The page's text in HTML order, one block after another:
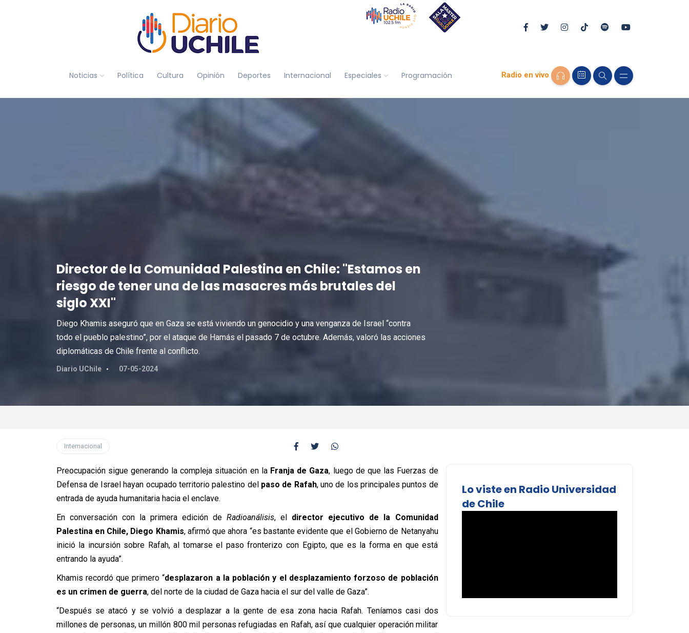
Noticias Política Cultura Opinión Deportes Internacional Especiales Programación Radio en vivo
Director de la Comunidad Palestina en Chile: "Estamos en
riesgo de tener una de las masacres más brutales del
siglo XXI"
Diego Khamis aseguró que en Gaza se está viviendo un genocidio y una venganza de Israel “contra
todo el pueblo palestino”, por el ataque de Hamás el pasado 7 de octubre. Además, valoró las acciones
diplomáticas de Chile frente al conflicto.
Diario UChile 07-05-2024
Internacional
Preocupación sigue generando la compleja situación en la Franja de Gaza, luego de que las Fuerzas de
Defensa de Israel hayan ocupado territorio palestino del paso de Rafah, uno de los principales puntos de
entrada de ayuda humanitaria hacia el enclave.
En conversación con la primera edición deRadioanálisis, el director ejecutivo de la Comunidad
Palestina en Chile, Diego Khamis, afirmó que ahora “es bastante evidente que el Gobierno de Netanyahu
inició la incursión sobre Rafah, al tomarse el paso fronterizo con Egipto, que es la forma en que está
entrando la ayuda”.
Khamis recordó que primero “desplazaron a la población y el desplazamiento forzoso de población
es un crimen de guerra, del norte de la ciudad de Gaza hacia el sur del valle de Gaza”.
“Después se atacó y se volvió a desplazar a la gente de esa zona hacia Rafah. Teníamos casi dos
millones de personas, un millón 800 mil personas refugiadas en Rafah, así que cualquier operación militar
Lo viste en Radio Universidad
de Chile